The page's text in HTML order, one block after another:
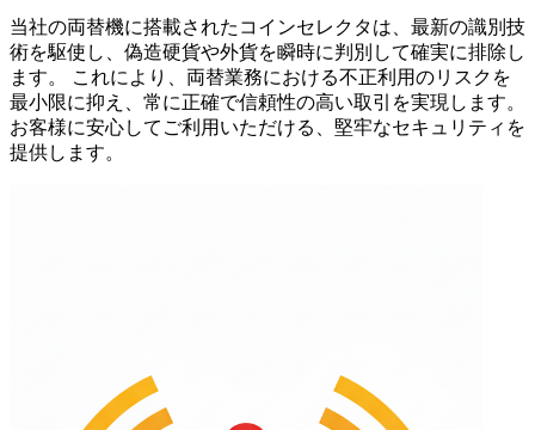
当社の両替機に搭載されたコインセレクタは、最新の識別技
術を駆使し、偽造硬貨や外貨を瞬時に判別して確実に排除し
ます。 これにより、両替業務における不正利用のリスクを
最小限に抑え、常に正確で信頼性の高い取引を実現します。
お客様に安心してご利用いただける、堅牢なセキュリティを
提供します。